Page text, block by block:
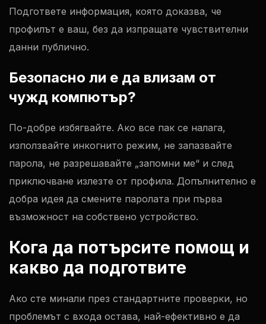
Подгответе информация, която доказва, че
профилът е ваш, без да изпращате чувствителни
данни публично.
Безопасно ли е да влизам от
чужд компютър?
По-добре избягвайте. Ако все пак се налага,
използвайте инкогнито режим, не запазвайте
парола, не разрешавайте „запомни ме“ и след
приключване излезте от профила. Допълнително е
добра идея да смените паролата при първа
възможност на собствено устройство.
Кога да потърсите помощ и
какво да подготвите
Ако сте минали през стандартните проверки, но
проблемът с входа остава, най-ефективно е да